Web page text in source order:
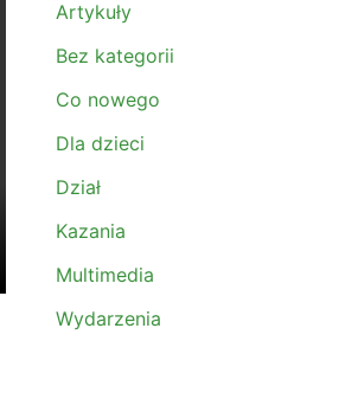
Artykuły
Bez kategorii
Co nowego
Dla dzieci
Dział
Kazania
Multimedia
Wydarzenia